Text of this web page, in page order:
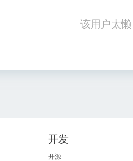
该用户太
开发
开源